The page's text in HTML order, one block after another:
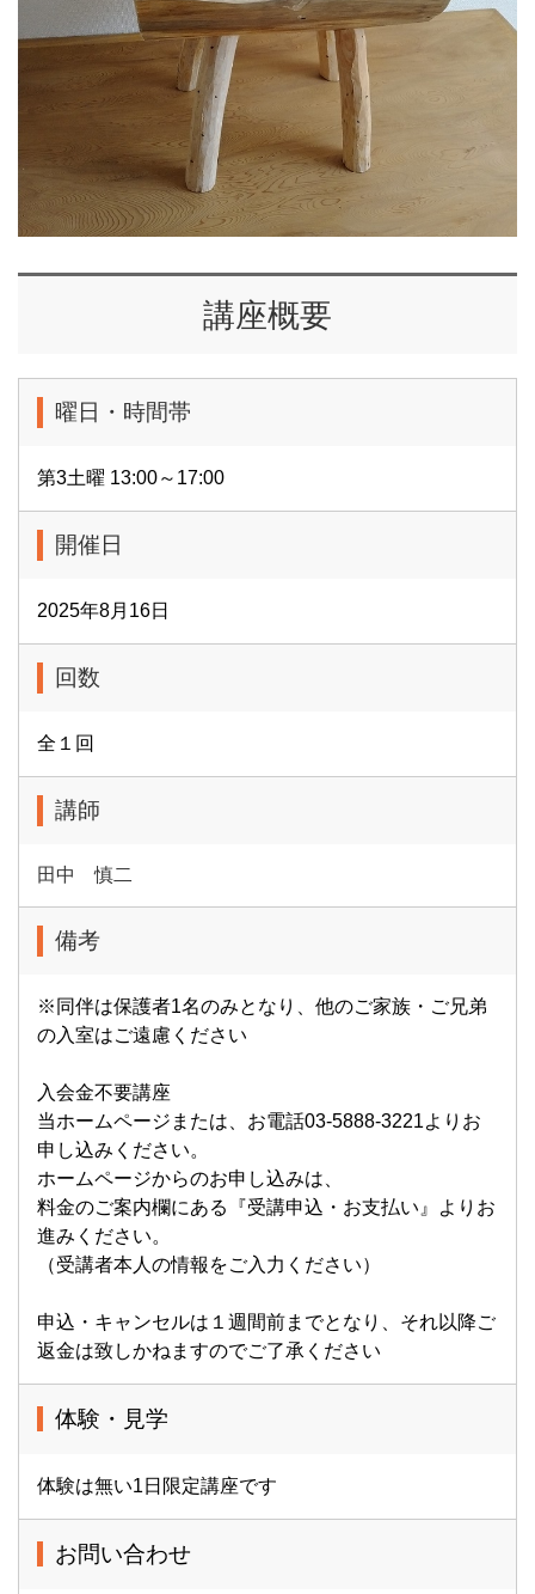
講座概要
曜日・時間帯
第3土曜 13:00～17:00
開催日
2025年8月16日
回数
全１回
講師
田中 慎二
備考
※同伴は保護者1名のみとなり、他のご家族・ご兄弟
の入室はご遠慮ください
入会金不要講座
当ホームページまたは、お電話03-5888-3221よりお
申し込みください。
ホームページからのお申し込みは、
料金のご案内欄にある『受講申込・お支払い』よりお
進みください。
（受講者本人の情報をご入力ください）
申込・キャンセルは１週間前までとなり、それ以降ご
返金は致しかねますのでご了承ください
体験・見学
体験は無い1日限定講座です
お問い合わせ